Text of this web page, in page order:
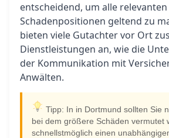
entscheidend, um alle relevanten
Schadenpositionen geltend zu
bieten viele Gutachter vor Ort
Dienstleistungen an, wie die
der Kommunikation mit
Anwälten.
Tipp: In in Dortmund sollten Sie
bei dem größere Schäden vermutet
schnellstmöglich einen